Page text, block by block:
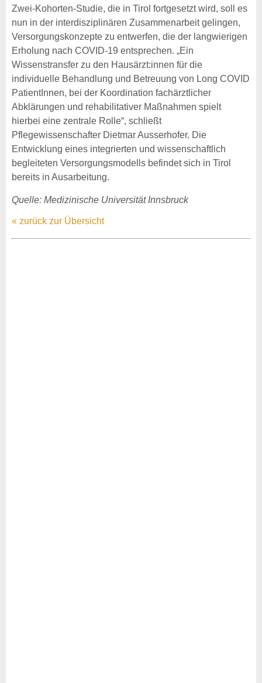
Zwei-Kohorten-Studie, die in Tirol fortgesetzt wird, soll es
nun in der interdisziplinären Zusammenarbeit gelingen,
Versorgungskonzepte zu entwerfen, die der langwierigen
Erholung nach COVID-19 entsprechen. „Ein
Wissenstransfer zu den Hausärzt:innen für die
individuelle Behandlung und Betreuung von Long COVID
PatientInnen, bei der Koordination fachärztlicher
Abklärungen und rehabilitativer Maßnahmen spielt
hierbei eine zentrale Rolle“, schließt
Pflegewissenschafter Dietmar Ausserhofer. Die
Entwicklung eines integrierten und wissenschaftlich
begleiteten Versorgungsmodells befindet sich in Tirol
bereits in Ausarbeitung.
Quelle: Medizinische Universität Innsbruck
« zurück zur Übersicht